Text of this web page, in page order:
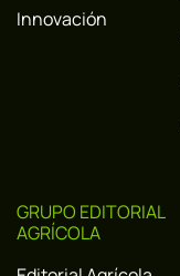
Innovación
GRUPO EDITORIAL
AGRÍCOLA